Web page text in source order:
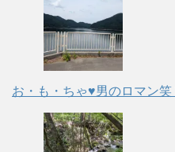
お・も・ちゃ♥男のロマン笑